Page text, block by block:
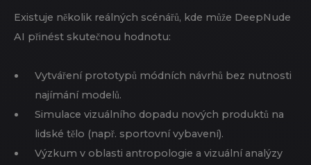
Existuje několik reálných scénářů, kde může DeepNude
AI přinést skutečnou hodnotu:
Vytváření prototypů módních návrhů bez nutnosti
najímání modelů.
Simulace vizuálního dopadu nových produktů na
lidské tělo (např. sportovní vybavení).
Výzkum v oblasti antropologie a vizuální analýzy